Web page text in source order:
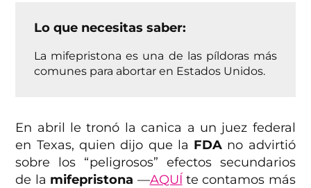
Lo que necesitas saber:
La mifepristona es una de las píldoras más
comunes para abortar en Estados Unidos.
En abril le tronó la canica a un juez federal
en Texas, quien dijo que la FDA no advirtió
sobre los “peligrosos” efectos secundarios
de la mifepristona —AQUÍ te contamos más